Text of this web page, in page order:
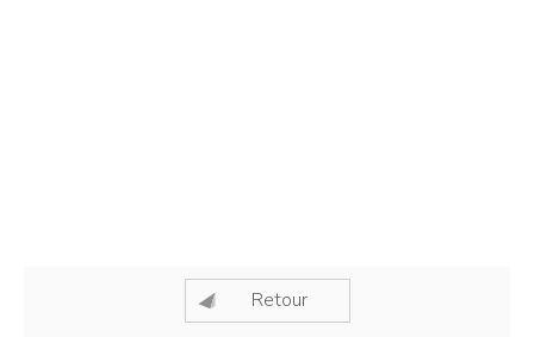
Retour